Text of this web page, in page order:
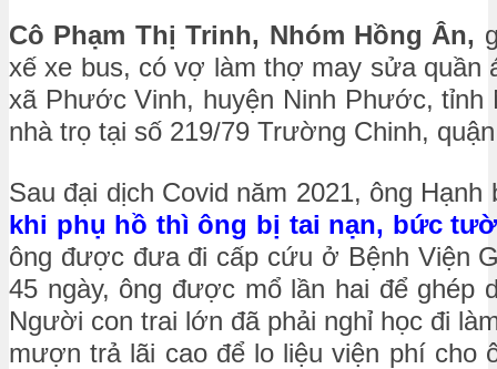
Cô Phạm Thị Trinh, Nhóm Hồng Ân,
xế xe bu‎s, có vợ làm thợ may sửa quần
xã Phước Vinh, huyện Ninh Phước, tỉnh
nhà trọ tại số 219/79 Trường Chinh,
Sau đại dịch Covid năm 2021, ông
khi phụ hồ thì ông bị tai nạn, bức
ông được đưa đi cấp cứu ở Bệnh Viện
45 ngày, ông được mổ lần hai để ghép
Người con trai lớn đã phải nghỉ học đi
mượn trả lãi cao để lo liệu viện phí cho